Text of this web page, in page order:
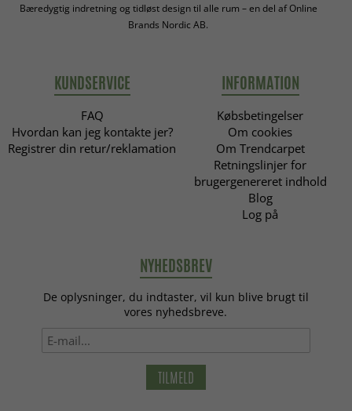
Bæredygtig indretning og tidløst design til alle rum – en del af Online
Brands Nordic AB.
KUNDSERVICE
FAQ
Hvordan kan jeg kontakte jer?
Registrer din retur/reklamation
INFORMATION
Købsbetingelser
Om cookies
Om Trendcarpet
Retningslinjer for
brugergenereret indhold
Blog
Log på
NYHEDSBREV
De oplysninger, du indtaster, vil kun blive brugt til
vores nyhedsbreve.
TILMELD